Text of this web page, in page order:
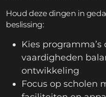
Houd deze dingen in
beslissing:
Kies
vaardigheden
ontwikkeling
Focus op scholen